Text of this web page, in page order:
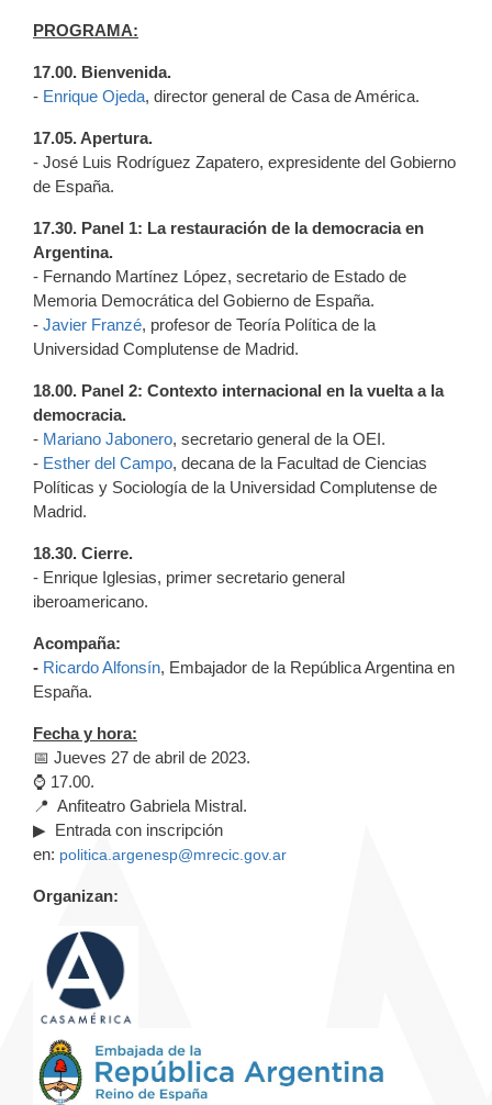
PROGRAMA:
17.00. Bienvenida.
- Enrique Ojeda, director general de Casa de América.
17.05. Apertura.
- José Luis Rodríguez Zapatero, expresidente del Gobierno
de España.
17.30. Panel 1: La restauración de la democracia en
Argentina.
- Fernando Martínez López, secretario de Estado de
Memoria Democrática del Gobierno de España.
- Javier Franzé, profesor de Teoría Política de la
Universidad Complutense de Madrid.
18.00. Panel 2: Contexto internacional en la vuelta a la
democracia.
- Mariano Jabonero, secretario general de la OEI.
- Esther del Campo, decana de la Facultad de Ciencias
Políticas y Sociología de la Universidad Complutense de
Madrid.
18.30. Cierre.
- Enrique Iglesias, primer secretario general
iberoamericano.
Acompaña:
- Ricardo Alfonsín, Embajador de la República Argentina en
España.
Fecha y hora:
📅 Jueves 27 de abril de 2023.
⌚ 17.00.
📍 Anfiteatro Gabriela Mistral.
▶ Entrada con inscripción
en: politica.argenesp@mrecic.gov.ar
Organizan: